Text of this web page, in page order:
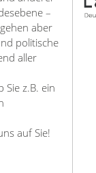
–
aber
politische
aller
Sie z.B. ein
auf Sie!